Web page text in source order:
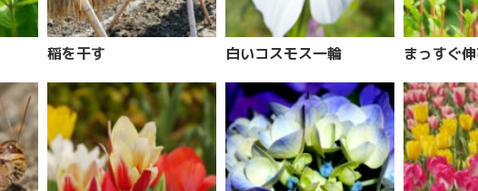
稲を干す 白いコスモス一輪 まっすぐ